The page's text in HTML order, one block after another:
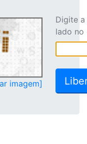
imagem]
Digite
lado no